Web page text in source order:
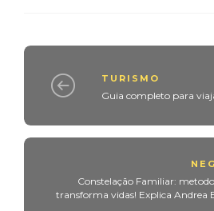
TURISMO
Guia completo para
Constelação Familiar:
transforma vidas! Explica Andrea